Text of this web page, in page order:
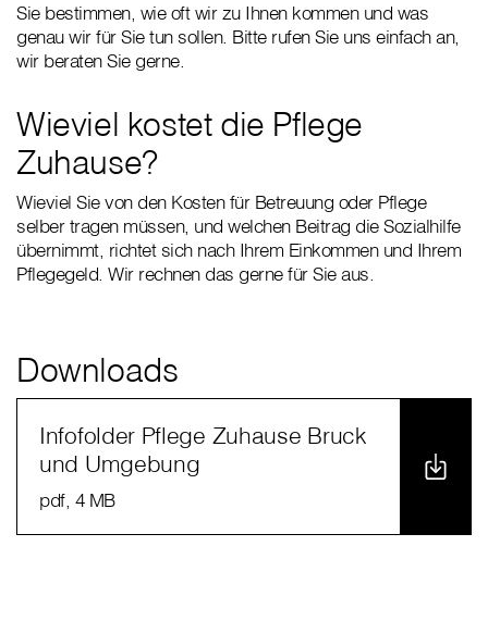
Sie bestimmen, wie oft wir zu Ihnen kommen und was
genau wir für Sie tun sollen. Bitte rufen Sie uns einfach an,
wir beraten Sie gerne.
Wieviel kostet die Pflege
Zuhause?
Wieviel Sie von den Kosten für Betreuung oder Pflege
selber tragen müssen, und welchen Beitrag die Sozialhilfe
übernimmt, richtet sich nach Ihrem Einkommen und Ihrem
Pflegegeld. Wir rechnen das gerne für Sie aus.
Downloads
Infofolder Pflege Zuhause Bruck
und Umgebung
pdf, 4 MB